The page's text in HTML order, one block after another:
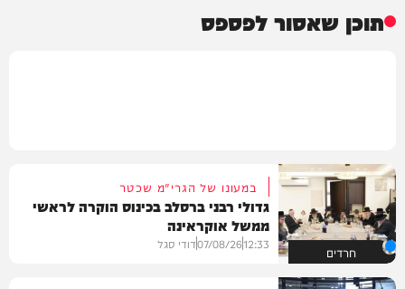
תוכן שאסור לפספס
חרדים
במעונו של הגרי"מ שכטר
גדולי רבני ברסלב בכינוס הוקרה לראשי
ממשל אוקראינה
12:33
07/08/26דודי סגל